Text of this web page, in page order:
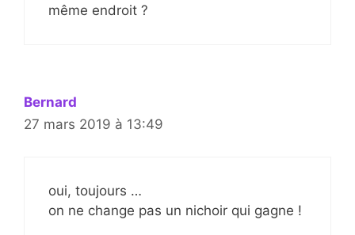
même endroit ?
Bernard
27 mars 2019 à 13:49
oui, toujours …
on ne change pas un nichoir qui gagne !